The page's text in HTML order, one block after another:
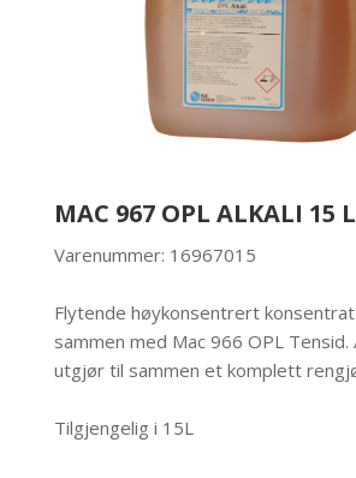
MAC 967 OPL ALKALI 15 L
Varenummer: 16967015
Flytende høykonsentrert
sammen med Mac 966 OPL Tensid.
utgjør til sammen et komplett
Tilgjengelig i 15L